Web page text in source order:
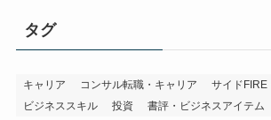
タグ
キャリア コンサル転職・キャリア
サイドFIRE
ビジネススキル
投資 書評・ビジネスアイテム